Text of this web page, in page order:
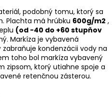
podobný tomu, ktorý sa
Plachta má hrúbku 600g/m2 ,
(od -40 do +60 stupňov
Markíza je vybavená
zabraňuje kondenzácii vody na
toho bol markíza vybavený
zipsom, ktorý utiahne spoje a
retenčnou zásterou.